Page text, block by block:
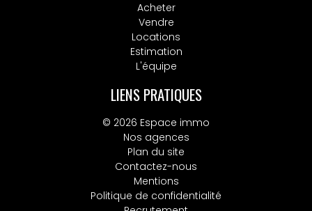
Acheter
Vendre
Locations
Estimation
L'équipe
LIENS PRATIQUES
© 2026 Espace immo
Nos agences
Plan du site
Contactez-nous
Mentions
Politique de confidentialité